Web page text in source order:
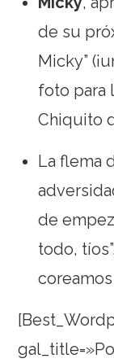
de su
Micky”
foto para
Chiquito
La flema
de
todo,
coreamos